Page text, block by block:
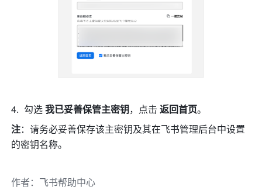
勾选 我已妥善保管主密钥，点击 返回首页。
注：请务必妥善保存该主密钥及其在飞书管理后台中设置
的密钥名称。
作者： 飞书帮助中心